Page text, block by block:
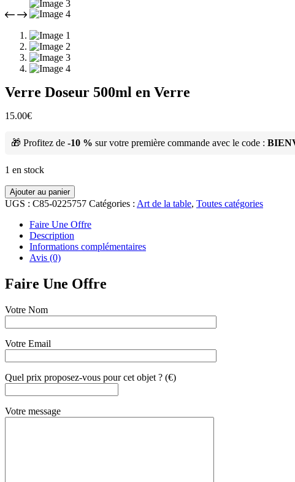
Verre Doseur 500ml en Verre
15.00€
🎁 Profitez de -10 % sur votre première commande avec le code :
1 en stock
Ajouter au panier
UGS : C85-0225757 Catégories : Art de la table, Toutes catégories
Faire Une Offre
Description
Informations complémentaires
Avis (0)
Faire Une Offre
Votre Nom
Votre Email
Quel prix proposez-vous pour cet objet ? (€)
Votre message